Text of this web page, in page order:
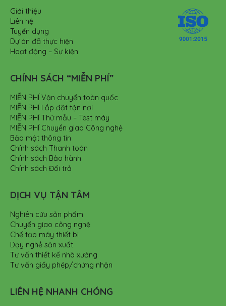
Giới thiệu
Liên hệ
Tuyển dụng
Dự án đã thực hiện
Hoạt động – Sự kiện
CHÍNH SÁCH “MIỄN PHÍ”
MIỄN PHÍ Vận chuyển toàn quốc
MIỄN PHÍ Lắp đặt tận nơi
MIỄN PHÍ Thử mẫu – Test máy
MIỄN PHÍ Chuyển giao Công nghệ
Bảo mật thông tin
Chính sách Thanh toán
Chính sách Bảo hành
Chính sách Đổi trả
DỊCH VỤ TẬN TÂM
Nghiên cứu sản phẩm
Chuyển giao công nghệ
Chế tạo máy thiết bị
Dạy nghề sản xuất
Tư vấn thiết kế nhà xưởng
Tư vấn giấy phép/chứng nhận
LIÊN HỆ NHANH CHÓNG